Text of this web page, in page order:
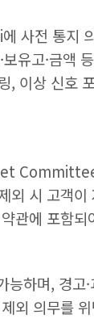
사전 통지
유고·금액
, 이상 신호
외 시 고객
관에 포함되
하며, 경고
제외 의무를